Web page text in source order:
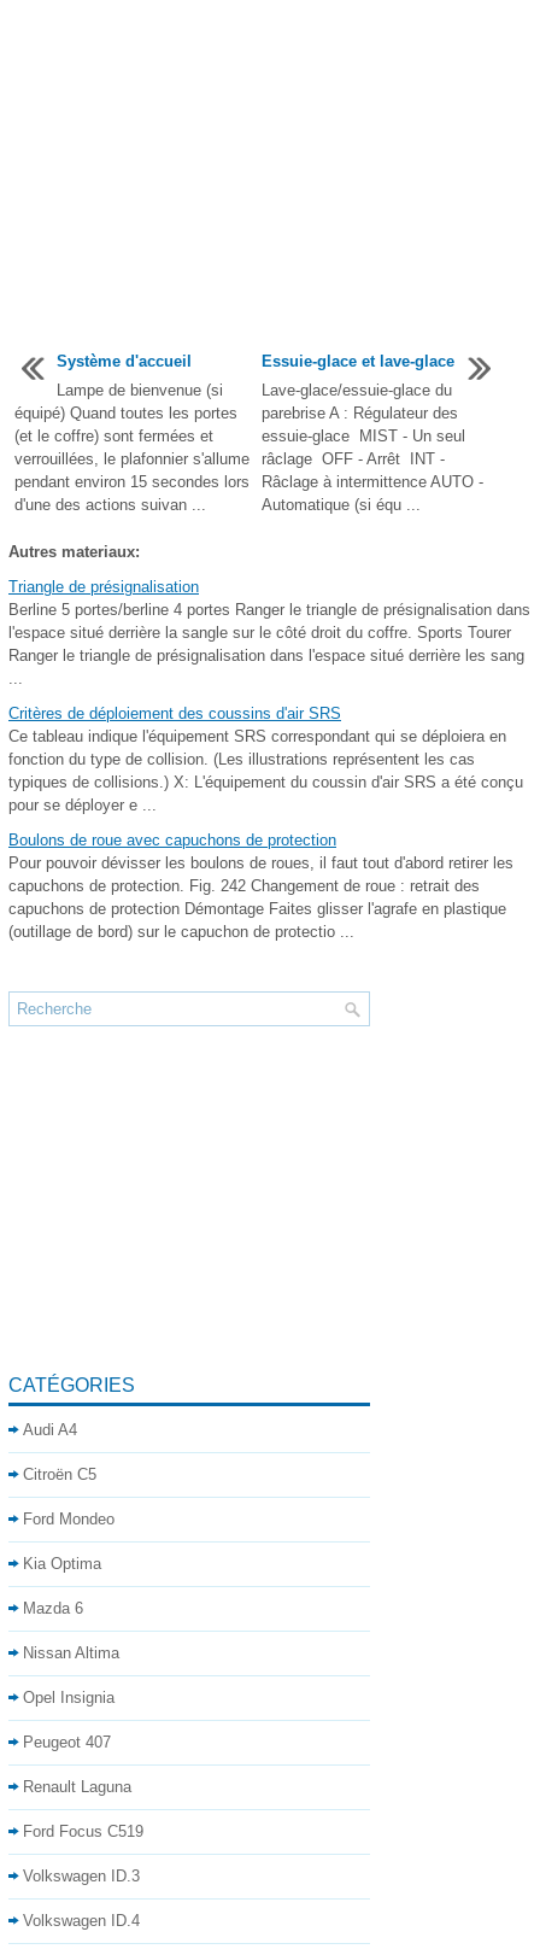
Système d'accueil
Lampe de bienvenue (si
équipé) Quand toutes les portes
(et le coffre) sont fermées et
verrouillées, le plafonnier s'allume
pendant environ 15 secondes lors
d'une des actions suivan ...
Essuie-glace et lave-glace
Lave-glace/essuie-glace du
parebrise A : Régulateur des
essuie-glace MIST - Un seul
râclage OFF - Arrêt INT -
Râclage à intermittence AUTO -
Automatique (si équ ...
Autres materiaux:
Triangle de présignalisation
Berline 5 portes/berline 4 portes Ranger le triangle de présignalisation dans
l'espace situé derrière la sangle sur le côté droit du coffre. Sports Tourer
Ranger le triangle de présignalisation dans l'espace situé derrière les sang
...
Critères de déploiement des coussins d'air SRS
Ce tableau indique l'équipement SRS correspondant qui se déploiera en
fonction du type de collision. (Les illustrations représentent les cas
typiques de collisions.) X: L'équipement du coussin d'air SRS a été conçu
pour se déployer e ...
Boulons de roue avec capuchons de protection
Pour pouvoir dévisser les boulons de roues, il faut tout d'abord retirer les
capuchons de protection. Fig. 242 Changement de roue : retrait des
capuchons de protection Démontage Faites glisser l'agrafe en plastique
(outillage de bord) sur le capuchon de protectio ...
CATÉGORIES
Audi A4
Citroën C5
Ford Mondeo
Kia Optima
Mazda 6
Nissan Altima
Opel Insignia
Peugeot 407
Renault Laguna
Ford Focus C519
Volkswagen ID.3
Volkswagen ID.4